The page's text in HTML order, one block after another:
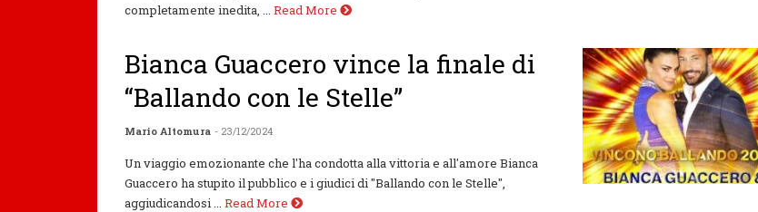
completamente inedita, ... Read More
Bianca Guaccero vince la finale di
“Ballando con le Stelle”
Mario Altomura - 23/12/2024
Un viaggio emozionante che l'ha condotta alla vittoria e all'amore Bianca
Guaccero ha stupito il pubblico e i giudici di "Ballando con le Stelle",
aggiudicandosi ...
Read More